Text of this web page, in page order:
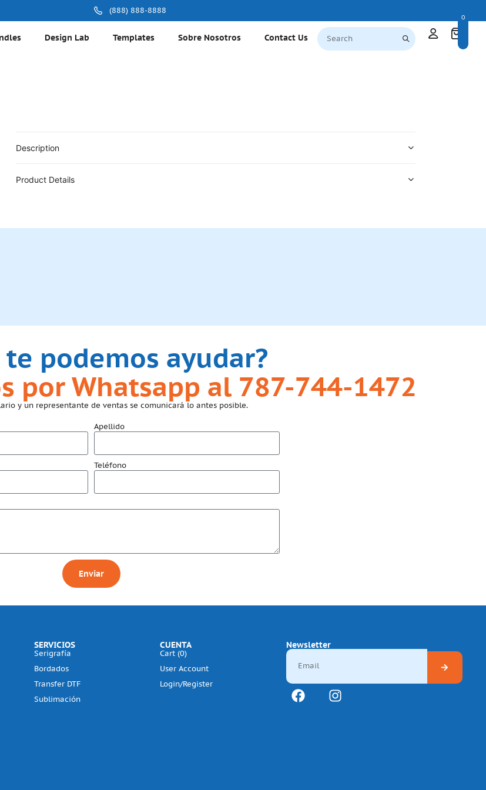
(888) 888-8888
Design Lab Templates Sobre Nosotros Contact Us
0
Description
Product Details
te podemos ayudar?
por Whatsapp al 787-744-1472
y un representante de ventas se comunicará lo antes posible.
Apellido
Teléfono
Enviar
SERVICIOS
Serigrafía
Bordados
Transfer DTF
Sublimación
CUENTA
Cart (0)
User Account
Login/Register
Newsletter